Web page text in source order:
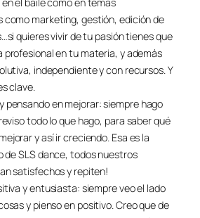
como marketing, gestión, edición de
quieres vivir de tu pasión tienes que
profesional en tu materia, y además
independiente y con recursos. Y
clave.
pensando en mejorar: siempre hago
todo lo que hago, para saber qué
y así ir creciendo. Esa es la
de SLS dance, todos nuestros
satisfechos y repiten!
y entusiasta: siempre veo el lado
y pienso en positivo. Creo que de